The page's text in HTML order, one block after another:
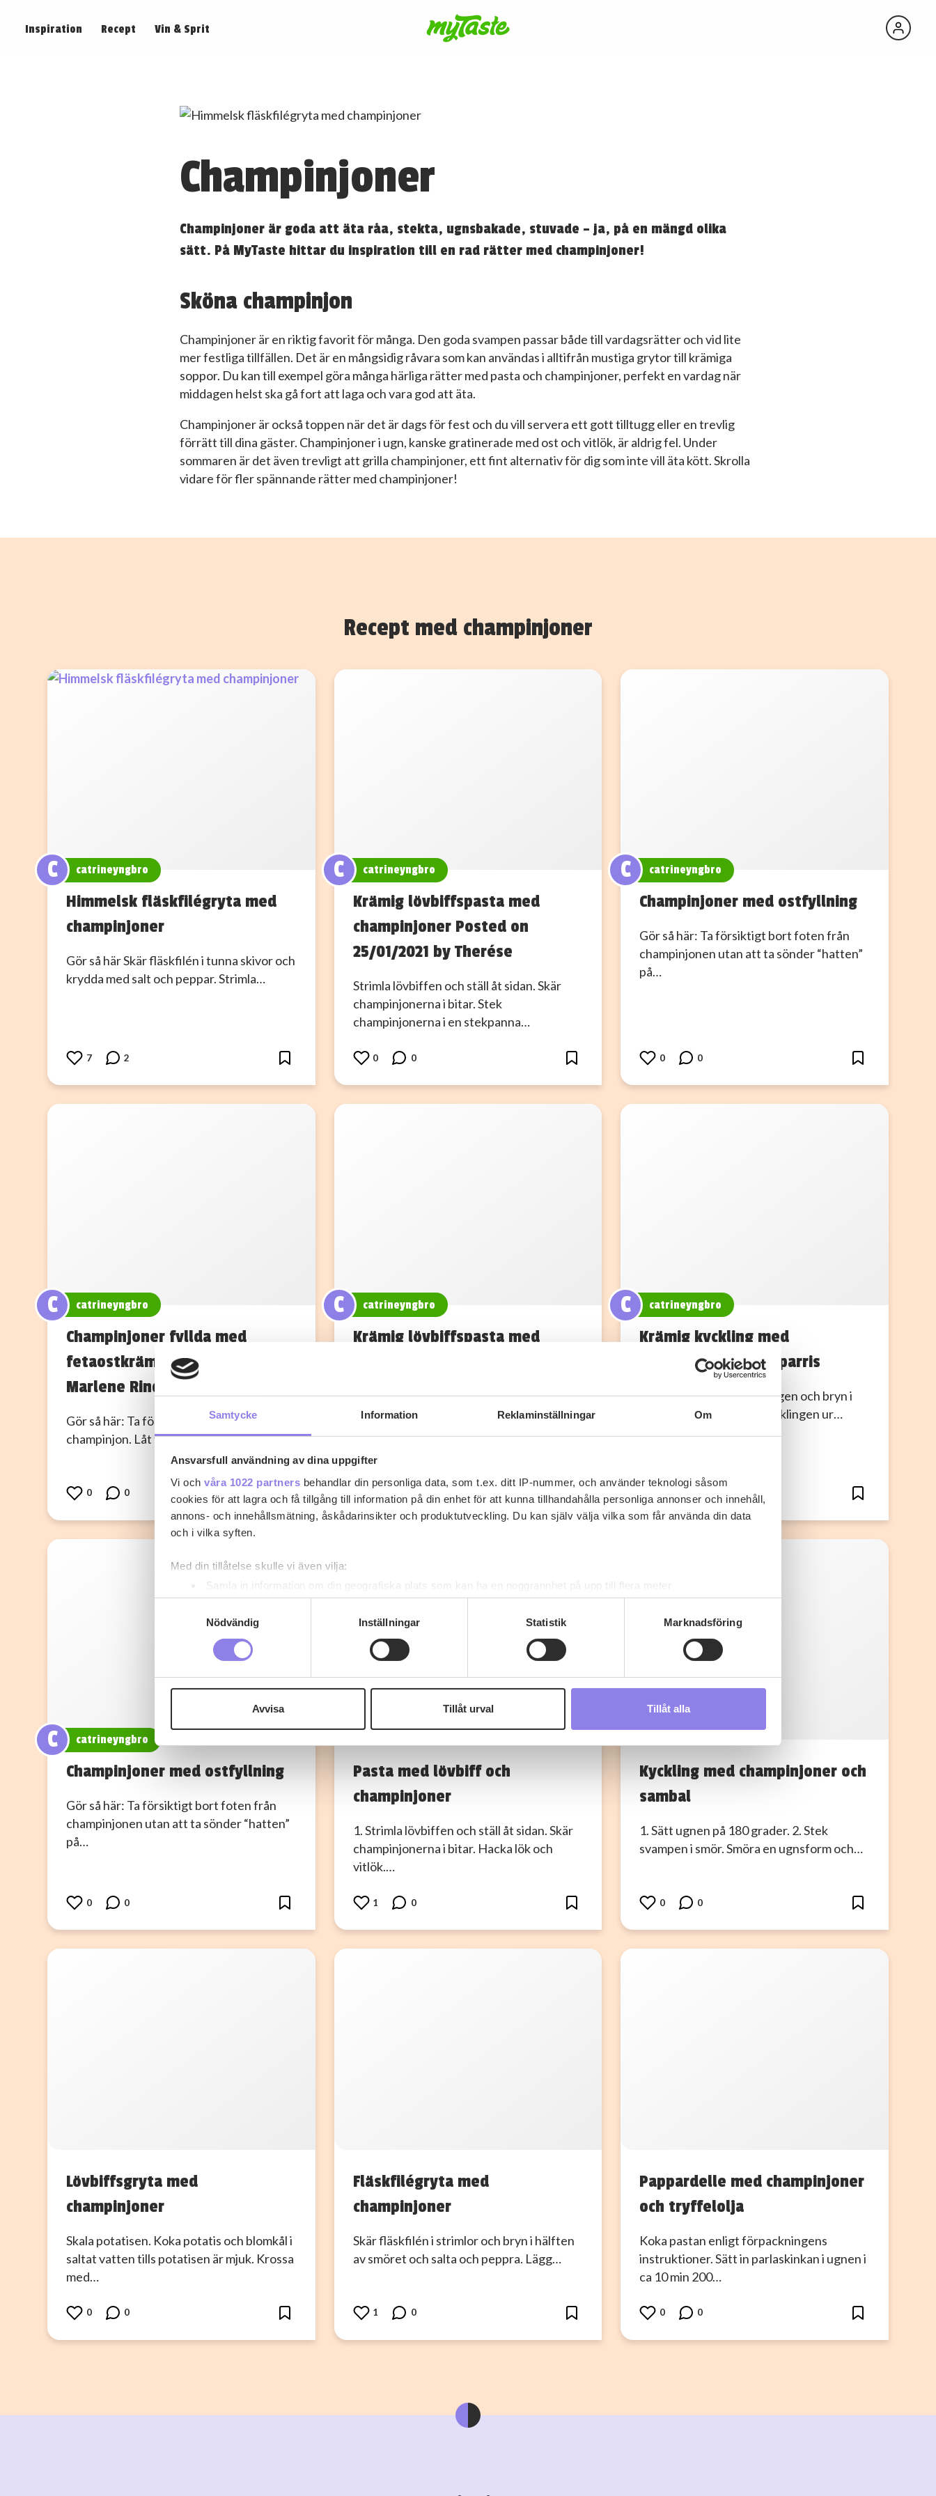
Samtycke Information Reklaminställningar Om
Ansvarsfull användning av dina uppgifter
Vi och våra 1022 partners behandlar din personliga data, som t.ex. ditt IP-nummer, och använder teknologi såsom
cookies för att lagra och få tillgång till information på din enhet för att kunna tillhandahålla personliga annonser och innehåll,
annons- och innehållsmätning, åskådarinsikter och produktutveckling. Du kan själv välja vilka som får använda din data
och i vilka syften.
Med din tillåtelse skulle vi även vilja:
Samla in information om din geografiska plats som kan ha en noggrannhet på upp till flera meter
Identifiera din enhet genom att aktivt skanna den för specifika kännetecken (fingeravtryck)
Ta reda på mer om hur dina personliga uppgifter behandlas och ställ in dina preferenser i
detaljsektionen. Du kan ändra
eller dra tillbaka ditt samtycke när som helst från cookie-förklaringen.
eller äldre. Genom att besöka webbplatsen intygar du att du är 25 år eller äldre.
med annan information som du har tillhandahållit eller som de har samlat in när du har använt deras tjänster.
Nödvändig
Inställningar Statistik Marknadsföring
Avvisa Tillåt urval Tillåt alla
Inspiration Recept Vin & Sprit
Champinjoner
Champinjoner är goda att äta råa, stekta, ugnsbakade, stuvade – ja, på en mängd olika
sätt. På MyTaste hittar du inspiration till en rad rätter med champinjoner!
Sköna champinjon
Champinjoner är en riktig favorit för många. Den goda svampen passar både till vardagsrätter och vid lite
mer festliga tillfällen. Det är en mångsidig råvara som kan användas i alltifrån mustiga grytor till krämiga
soppor. Du kan till exempel göra många härliga rätter med pasta och champinjoner, perfekt en vardag när
middagen helst ska gå fort att laga och vara god att äta.
Champinjoner är också toppen när det är dags för fest och du vill servera ett gott tilltugg eller en trevlig
förrätt till dina gäster. Champinjoner i ugn, kanske gratinerade med ost och vitlök, är aldrig fel. Under
sommaren är det även trevligt att grilla champinjoner, ett fint alternativ för dig som inte vill äta kött. Skrolla
vidare för fler spännande rätter med champinjoner!
Recept med champinjoner
C catrineyngbro
Himmelsk fläskfilégryta med
champinjoner
Gör så här Skär fläskfilén i tunna skivor och
krydda med salt och peppar. Strimla…
7 2
C catrineyngbro
Krämig lövbiffspasta med
champinjoner Posted on
25/01/2021 by Therése
Strimla lövbiffen och ställ åt sidan. Skär
champinjonerna i bitar. Stek
champinjonerna i en stekpanna…
0 0
C catrineyngbro
Champinjoner med ostfyllning
Gör så här: Ta försiktigt bort foten från
champinjonen utan att ta sönder “hatten”
på…
0 0
C catrineyngbro
Champinjoner fyllda med
fetaostkräm 2018-06-10
Marlene Rindå Jikita
Gör så här: Ta försiktigt bort foten på varje
champinjon. Låt fetaosten rinna av och…
0 0
C catrineyngbro
Krämig lövbiffspasta med
Strimla lövbiffen och ställ åt sidan. Skär
champinjonerna i bitar. Stek
champinjonerna i en stekpanna…
C catrineyngbro
Krämig kyckling med
champinjoner och sparris
Gör så här: Strimla kycklingen och bryn i
hälften av fettet, ta ur kycklingen ur…
C catrineyngbro
Champinjoner med ostfyllning
Gör så här: Ta försiktigt bort foten från
champinjonen utan att ta sönder “hatten”
på…
0 0
Pasta med lövbiff och
champinjoner
1. Strimla lövbiffen och ställ åt sidan. Skär
champinjonerna i bitar. Hacka lök och
vitlök.…
1 0
Kyckling med champinjoner och
sambal
1. Sätt ugnen på 180 grader. 2. Stek
svampen i smör. Smöra en ugnsform och…
0 0
Lövbiffsgryta med
champinjoner
Skala potatisen. Koka potatis och blomkål i
saltat vatten tills potatisen är mjuk. Krossa
med…
0 0
Fläskfilégryta med
champinjoner
Skär fläskfilén i strimlor och bryn i hälften
av smöret och salta och peppra. Lägg…
1 0
Pappardelle med champinjoner
och tryffelolja
Koka pastan enligt förpackningens
instruktioner. Sätt in parlaskinkan i ugnen i
ca 10 min 200…
0 0